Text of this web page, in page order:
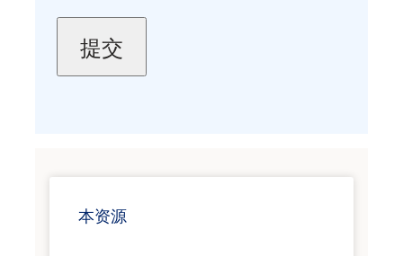
本资源